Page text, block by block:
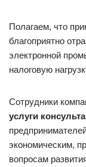
Полагаем, что
благоприятно
электронной
налоговую
Сотрудники
услуги
экономическим,
вопросам